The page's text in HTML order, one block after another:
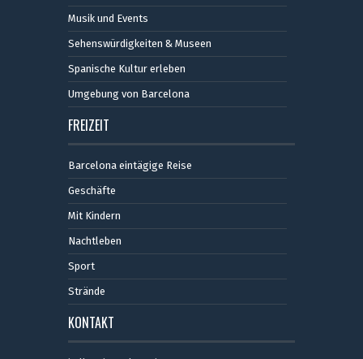
Musik und Events
Sehenswürdigkeiten & Museen
Spanische Kultur erleben
Umgebung von Barcelona
FREIZEIT
Barcelona eintägige Reise
Geschäfte
Mit Kindern
Nachtleben
Sport
Strände
KONTAKT